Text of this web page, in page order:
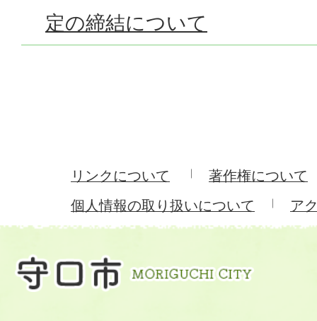
定の締結について
リンクについて
著作権について
個人情報の取り扱いについて
ア